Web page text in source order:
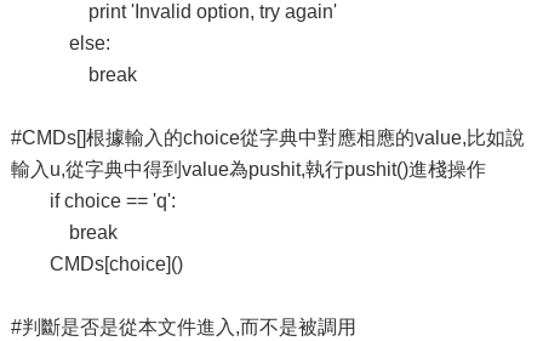
print 'Invalid option, try again'
else:
break
#CMDs[]根據輸入的choice從字典中對應相應的value,比如說
輸入u,從字典中得到value為pushit,執行pushit()進棧操作
if choice == 'q':
break
CMDs[choice]()
#判斷是否是從本文件進入,而不是被調用